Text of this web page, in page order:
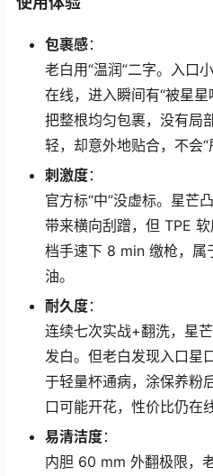
包裹感：
老白用“温润”二字。入口
在线，进入瞬间有“被星
把整根均匀包裹，没有局
轻，却意外地贴合，不会“
刺激度：
官方标“中”没虚标。星芒
带来横向刮蹭，但 TPE
档手速下 8 min 缴枪，属
油。
耐久度：
连续七次实战+翻洗，星
发白。但老白发现入口星
于轻量杯通病，涂保养粉
口可能开花，性价比仍在线
易清洁度：
内胆 60 mm 外翻极限，